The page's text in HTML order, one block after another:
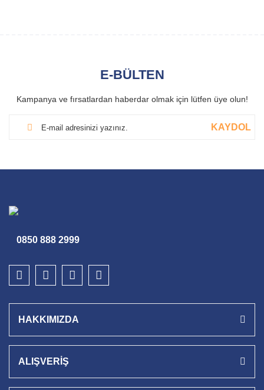
E-BÜLTEN
Kampanya ve fırsatlardan haberdar olmak için lütfen üye olun!
KAYDOL
0850 888 2999
HAKKIMIZDA
ALIŞVERİŞ